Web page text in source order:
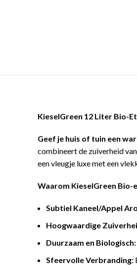
KieselGreen 12 Liter Bio-
Geef je huis of tuin een
combineert de zuiverheid
een vleugje luxe met een
Waarom KieselGreen Bio-
Subtiel Kaneel/Appel
Hoogwaardige
Duurzaam en Biologisch:
Sfeervolle Verbranding: